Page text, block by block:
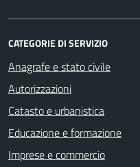
CATEGORIE DI SERVIZIO
Anagrafe e stato civile
Autorizzazioni
Catasto e urbanistica
Educazione e formazione
Imprese e commercio